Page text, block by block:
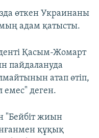
өткен Украинаны
адам қатысты.
Қасым-Жомарт
пайдалануда
атап өтіп,
емес" деген.
"Бейбіт жиын
құқық